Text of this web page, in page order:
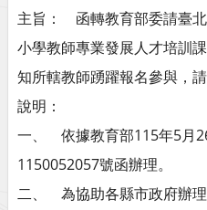
主旨： 函轉教育部委請臺
小學教師專業發展人才培訓
知所轄教師踴躍報名參與，請
說明：
一、 依據教育部115年5月
1150052057號函辦理。
二、 為協助各縣市政府辦